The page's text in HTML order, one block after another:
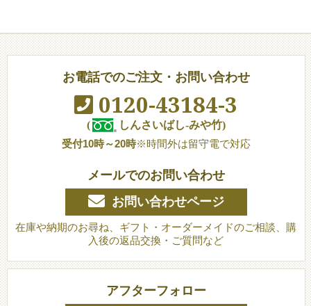
お電話でのご注文・お問い合わせ
0120-43184-3
(
しんさいばし-みや竹)
受付10時～20時※時間外は留守電で対応
メールでのお問い合わせ
お問い合わせページ
在庫や納期のお尋ね、ギフト・オーダーメイドのご相談、購
入後の返品交換・ご質問など
アフターフォロー